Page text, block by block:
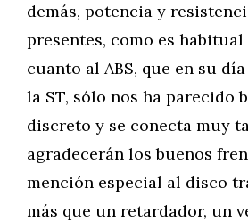
demás, potencia y
presentes, como es
cuanto al ABS, que en su
la ST, sólo nos ha parecido
discreto y se conecta muy
agradecerán los buenos
mención especial al disco
más que un retardador, un